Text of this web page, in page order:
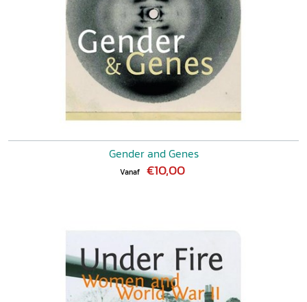
Gender and Genes
Vanaf €10,00